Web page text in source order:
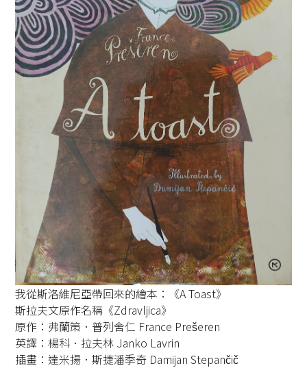
我從斯洛維尼亞帶回來的繪本：《A Toast》
斯拉夫文原作名稱《Zdravljica》
原作：弗蘭策．普列舍仁 France Prešeren
英譯：楊科．拉夫林 Janko Lavrin
插畫：達米揚．斯捷潘季奇 Damijan Stepančič